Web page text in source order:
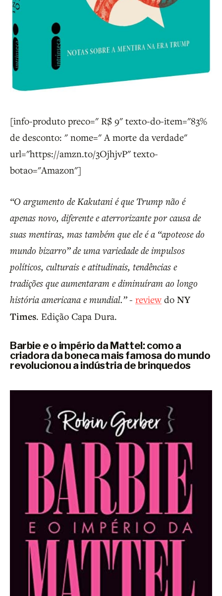
[info-produto preco=" R$ 9" texto-do-item="83%
de desconto: " nome=" A morte da verdade"
url="https://amzn.to/3OjhjvP" texto-
botao="Amazon"]
“O argumento de Kakutani é que Trump não é
apenas novo, diferente e aterrorizante por causa de
suas mentiras, mas também que ele é a “apoteose do
mundo bizarro” de uma variedade de impulsos
políticos, culturais e atitudinais, tendências e
tradições que aumentaram e diminuíram ao longo
história americana e mundial.”- review do NY
Times. Edição Capa Dura.
Barbie e o império da Mattel: como a
criadora da boneca mais famosa do mundo
revolucionou a indústria de brinquedos